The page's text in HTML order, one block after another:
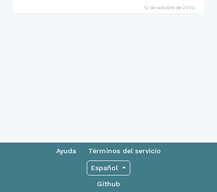
12 de octubre de 2020
Ayuda Términos del servicio
Español
Github